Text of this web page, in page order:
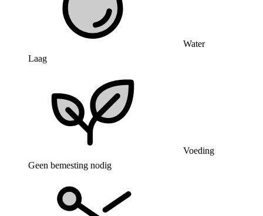
Water
Laag
Voeding
Geen bemesting nodig